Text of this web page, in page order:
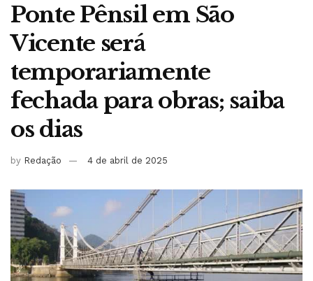
Ponte Pênsil em São
Vicente será
temporariamente
fechada para obras; saiba
os dias
by Redação 4 de abril de 2025